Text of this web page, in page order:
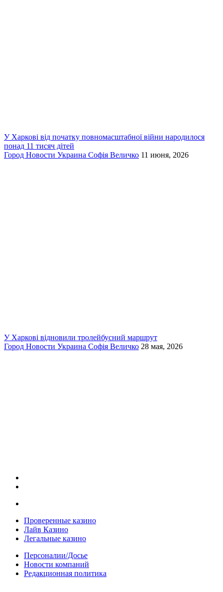
У Харкові від початку повномасштабної війни народилося
понад 11 тисяч дітей
Город Новости Украина Софія Величко 11 июня, 2026
У Харкові відновили тролейбусний маршрут
Город Новости Украина Софія Величко 28 мая, 2026
Проверенные казино
Лайв Казино
Легальные казино
Персоналии/Досье
Новости компаний
Редакционная политика